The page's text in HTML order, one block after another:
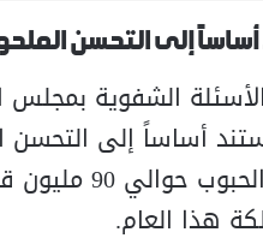
أساساً إلى التحسن
الشفوية بمجلس
أساساً إلى
بعدما يُرتقب
هذا العام.